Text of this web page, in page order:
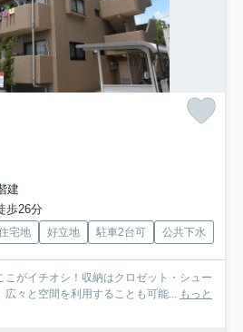
建
歩26分
宅地 好立地 駐車2台可 公共下水
こがイチオシ！収納はクロゼット・シュー
々と空間を利用することも可能...
もっと